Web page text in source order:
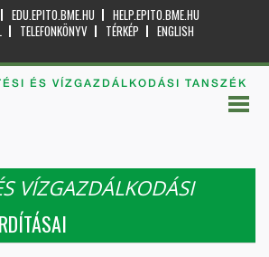
EDU.EPITO.BME.HU
HELP.EPITO.BME.HU
TELEFONKÖNYV TÉRKÉP
ENGLISH
ÉS VÍZGAZDÁLKODÁSI TANSZÉK
VÍZGAZDÁLKODÁSI